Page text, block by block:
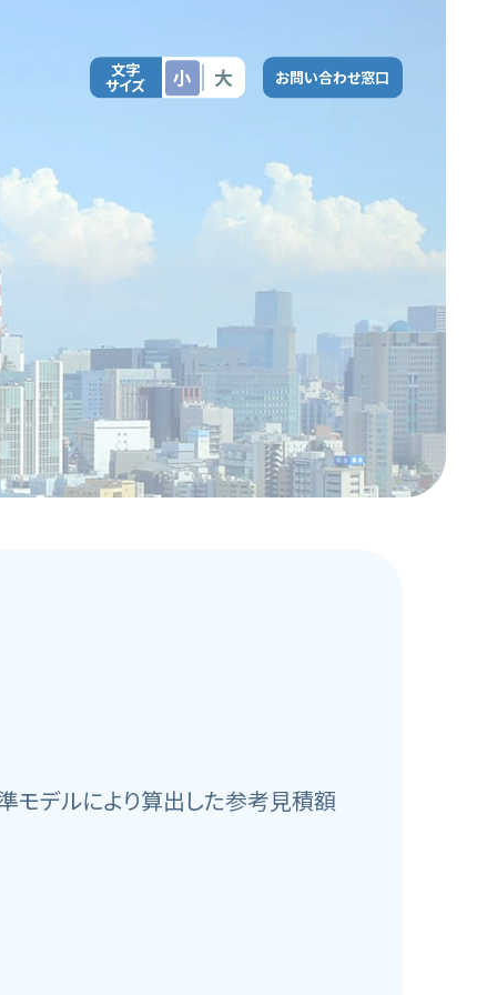
文字
サイズ 小 大 お問い合わせ窓口
モデルにより算出した参考見積額